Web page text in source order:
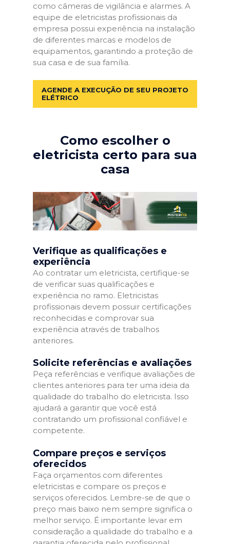
como câmeras de vigilância e alarmes. A
equipe de eletricistas profissionais da
empresa possui experiência na instalação
de diferentes marcas e modelos de
equipamentos, garantindo a proteção de
sua casa e de sua família.
AGENDE A EXECUÇÃO DE SEU PROJETO
ELÉTRICO
Como escolher o
eletricista certo para sua
casa
Verifique as qualificações e
experiência
Ao contratar um eletricista, certifique-se
de verificar suas qualificações e
experiência no ramo. Eletricistas
profissionais devem possuir certificações
reconhecidas e comprovar sua
experiência através de trabalhos
anteriores.
Solicite referências e avaliações
Peça referências e verifique avaliações de
clientes anteriores para ter uma ideia da
qualidade do trabalho do eletricista. Isso
ajudará a garantir que você está
contratando um profissional confiável e
competente.
Compare preços e serviços
oferecidos
Faça orçamentos com diferentes
eletricistas e compare os preços e
serviços oferecidos. Lembre-se de que o
preço mais baixo nem sempre significa o
melhor serviço. É importante levar em
consideração a qualidade do trabalho e a